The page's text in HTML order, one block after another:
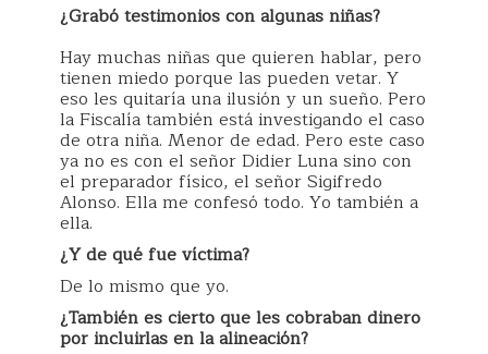
¿Grabó testimonios con algunas niñas?
Hay muchas niñas que quieren hablar, pero
tienen miedo porque las pueden vetar. Y
eso les quitaría una ilusión y un sueño. Pero
la Fiscalía también está investigando el caso
de otra niña. Menor de edad. Pero este caso
ya no es con el señor Didier Luna sino con
el preparador físico, el señor Sigifredo
Alonso. Ella me confesó todo. Yo también a
ella.
¿Y de qué fue víctima?
De lo mismo que yo.
¿También es cierto que les cobraban dinero
por incluirlas en la alineación?